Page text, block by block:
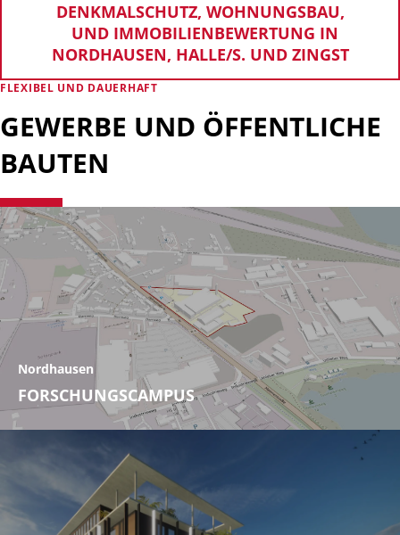
DENKMALSCHUTZ, WOHNUNGSBAU,
UND IMMOBILIENBEWERTUNG IN
NORDHAUSEN, HALLE/S. UND ZINGST
FLEXIBEL UND DAUERHAFT
GEWERBE UND ÖFFENTLICHE
BAUTEN
Nordhausen
FORSCHUNGSCAMPUS